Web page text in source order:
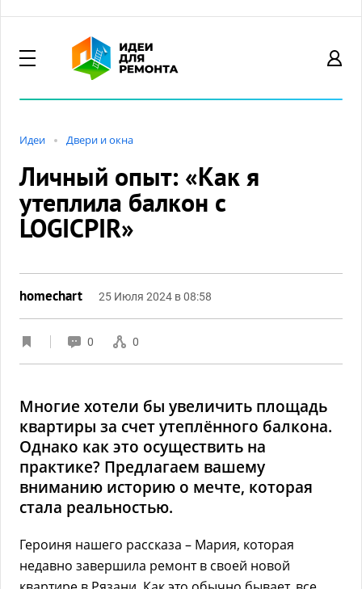
Идеи Двери и окна
Личный опыт: «Как я
утеплила балкон с
LOGICPIR»
homechart 25 Июля 2024 в 08:58
0 0
Многие хотели бы увеличить площадь
квартиры за счет утеплённого балкона.
Однако как это осуществить на
практике? Предлагаем вашему
вниманию историю о мечте, которая
стала реальностью.
Героиня нашего рассказа – Мария, которая
недавно завершила ремонт в своей новой